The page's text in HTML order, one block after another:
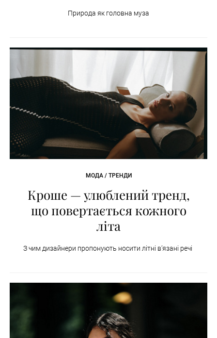
Природа як головна муза
МОДА / ТРЕНДИ
Кроше — улюблений тренд,
що повертається кожного
літа
З чим дизайнери пропонують носити літні вʼязані речі